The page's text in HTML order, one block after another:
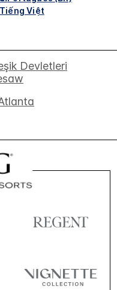
Tiếng Việt
Devletleri